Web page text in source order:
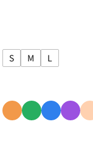
S
サイズで絞り込み: S
M
サイズで絞り込
L
サイズで絞